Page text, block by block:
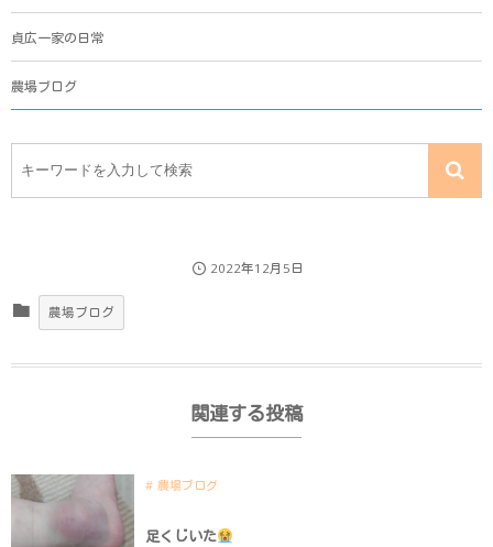
貞広一家の日常
農場ブログ
2022年12月5日
農場ブログ
関連する投稿
農場ブログ
足くじいた